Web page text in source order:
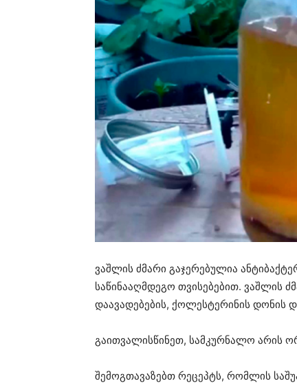
ვაშლის ძმარი გაჯერებულია
საწინააღმდეგო თვისებებით. ვაშლის
დაავადებების, ქოლესტერინის
გაითვალისწინეთ, სამკურნალო არის
შემოგთავაზებთ რეცეპტს, რომლის